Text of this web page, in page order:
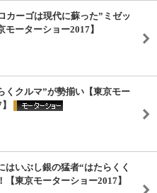
カーゴは現代に蘇った”ミゼッ
モーターショー2017】
くクルマ”が勢揃い【東京モー
はいぶし銀の猛者“はたらくく
【東京モーターショー2017】